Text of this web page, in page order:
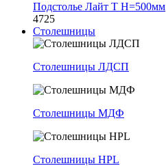
Подстолье Лайт Т H=500мм
4725
Столешницы
Столешницы ЛДСП
Столешницы МДФ
Столешницы HPL